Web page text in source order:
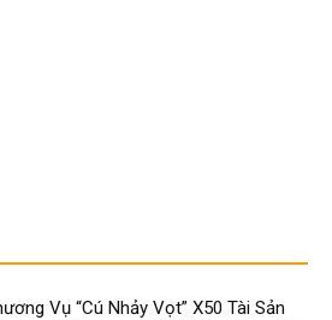
Vụ “Cú Nhảy Vọt” X50 Tài Sản